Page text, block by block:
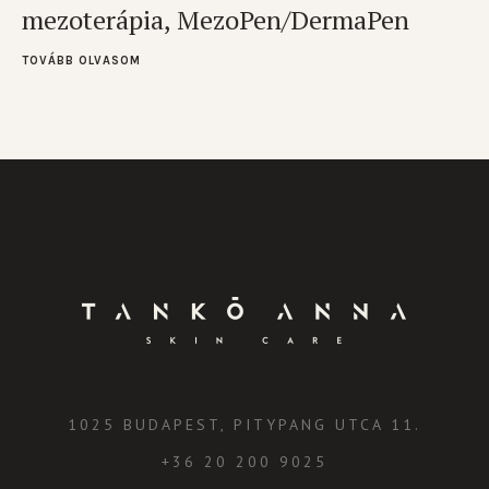
mezoterápia, MezoPen/DermaPen
TOVÁBB OLVASOM
1025 BUDAPEST, PITYPANG UTCA 11.
+36 20 200 9025